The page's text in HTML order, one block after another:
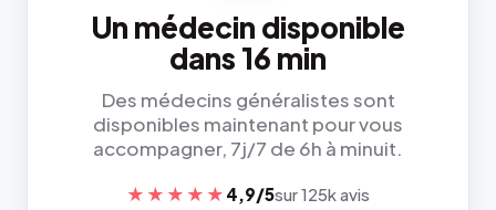
Un médecin disponible
dans 16 min
Des médecins généralistes sont
disponibles maintenant pour vous
accompagner, 7j/7 de 6h à minuit.
★★★★★ 4,9/5sur 125k avis